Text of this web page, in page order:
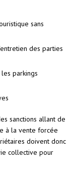
sans
des parties
parkings
sanctions allant de
à la vente forcée
doivent donc
collective pour